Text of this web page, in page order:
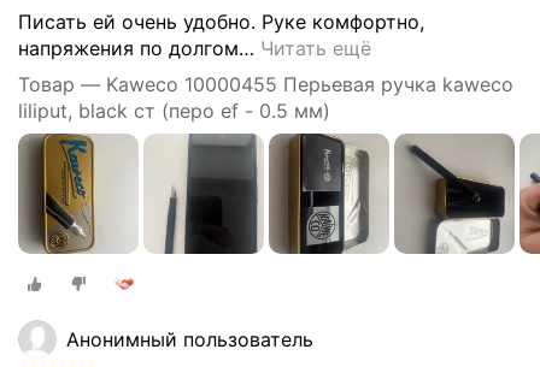
Писать ей очень удобно. Руке комфортно,
напряжения по долгом… Читать ещё
Товар — Kaweco 10000455 Перьевая ручка kaweco
liliput, black ст (перо ef - 0.5 мм)
Анонимный пользователь